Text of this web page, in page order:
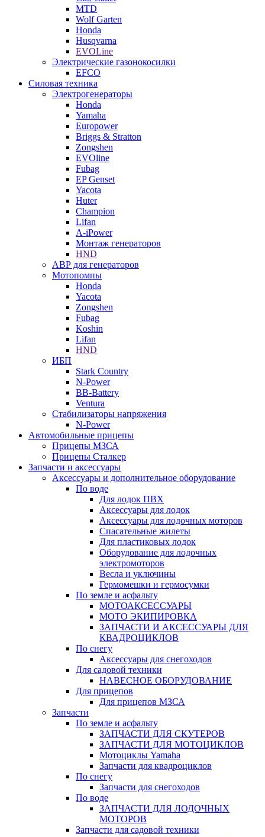
MTD
Wolf Garten
Honda
Husqvarna
EVOLine
Электрические газонокосилки
EFCO
Силовая техника
Электрогенераторы
Honda
Yamaha
Europower
Briggs & Stratton
Zongshen
EVOline
Fubag
EP Genset
Yacota
Huter
Champion
Lifan
A-iPower
Монтаж генераторов
HND
АВР для генераторов
Мотопомпы
Honda
Yacota
Zongshen
Fubag
Koshin
Lifan
HND
ИБП
Stark Country
N-Power
BB-Battery
Ventura
Стабилизаторы напряжения
N-Power
Автомобильные прицепы
Прицепы МЗСА
Прицепы Сталкер
Запчасти и аксессуары
Аксессуары и дополнительное оборудование
По воде
Для лодок ПВХ
Аксессуары для лодок
Аксессуары для лодочных моторов
Спасательные жилеты
Для пластиковых лодок
Оборудование для лодочных
электромоторов
Весла и уключины
Гермомешки и гермосумки
По земле и асфальту
МОТОАКСЕССУАРЫ
МОТО ЭКИПИРОВКА
ЗАПЧАСТИ И АКСЕССУАРЫ ДЛЯ
КВАДРОЦИКЛОВ
По снегу
Аксессуары для снегоходов
Для садовой техники
НАВЕСНОЕ ОБОРУДОВАНИЕ
Для прицепов
Для прицепов МЗСА
Запчасти
По земле и асфальту
ЗАПЧАСТИ ДЛЯ СКУТЕРОВ
ЗАПЧАСТИ ДЛЯ МОТОЦИКЛОВ
Мотоциклы Yamaha
Запчасти для квадроциклов
По снегу
Запчасти для снегоходов
По воде
ЗАПЧАСТИ ДЛЯ ЛОДОЧНЫХ
МОТОРОВ
Запчасти для садовой техники